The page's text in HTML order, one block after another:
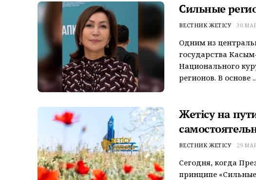
Сильные
ВЕСТНИК ЖЕТІСУ 30
Одним из
государства
Национального
регионов. В основе ...
Жетісу на
ВЕСТНИК ЖЕТІСУ 29
Сегодня, когда
принципе